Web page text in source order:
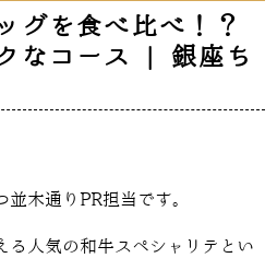
グを食べ比べ！？
なコース | 銀座ち
木通りPR担当です。
る人気の和牛スペシャリテとい